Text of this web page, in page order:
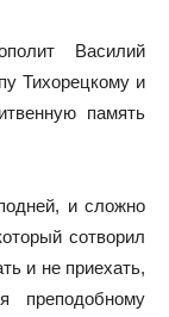
Василий
Тихорецкому и
память
и сложно
сотворил
и не приехать,
преподобному